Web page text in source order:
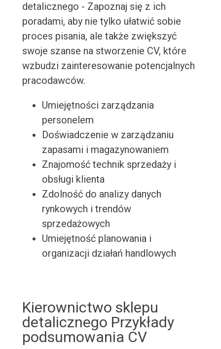
detalicznego - Zapoznaj się z ich
poradami, aby nie tylko ułatwić sobie
proces pisania, ale także zwiększyć
swoje szanse na stworzenie CV, które
wzbudzi zainteresowanie potencjalnych
pracodawców.
Umiejętności zarządzania
personelem
Doświadczenie w zarządzaniu
zapasami i magazynowaniem
Znajomość technik sprzedaży i
obsługi klienta
Zdolność do analizy danych
rynkowych i trendów
sprzedażowych
Umiejętność planowania i
organizacji działań handlowych
Kierownictwo sklepu
detalicznego Przykłady
podsumowania CV